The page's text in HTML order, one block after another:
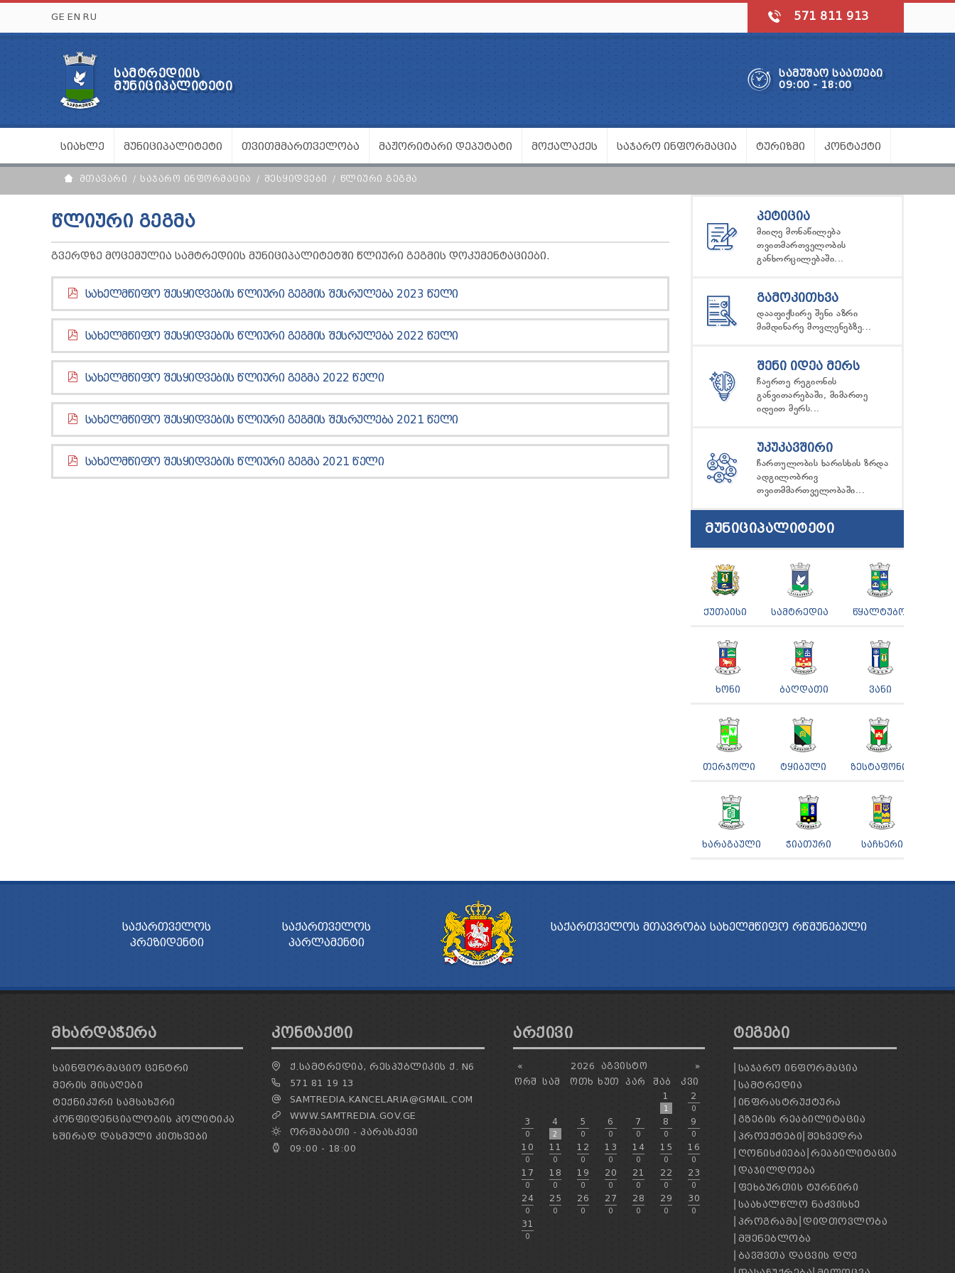
GE EN RU 571 811 913
ᲡᲐᲛᲢᲠᲔᲓᲘᲘᲡ
ᲛᲣᲜᲘᲪᲘᲞᲐᲚᲘᲢᲔᲢᲘ
ᲡᲐᲛᲣᲨᲐᲝ ᲡᲐᲐᲗᲔᲑᲘ
09:00 - 18:00
ᲡᲘᲐᲮᲚᲔ ᲛᲣᲜᲘᲪᲘᲞᲐᲚᲘᲢᲔᲢᲘ ᲗᲕᲘᲗᲛᲛᲐᲠᲗᲕᲔᲚᲝᲑᲐ ᲛᲐᲟᲝᲠᲘᲢᲐᲠᲘ ᲓᲔᲞᲣᲢᲐᲢᲘ ᲛᲝᲥᲐᲚᲐᲥᲔᲡ ᲡᲐᲯᲐᲠᲝ ᲘᲜᲤᲝᲠᲛᲐᲪᲘᲐ ᲢᲣᲠᲘᲖᲛᲘ ᲙᲝᲜᲢᲐᲥᲢᲘ
ᲛᲗᲐᲕᲐᲠᲘ ᲡᲐᲯᲐᲠᲝ ᲘᲜᲤᲝᲠᲛᲐᲪᲘᲐ ᲨᲔᲡᲧᲘᲓᲕᲔᲑᲘ ᲬᲚᲘᲣᲠᲘ ᲒᲔᲒᲛᲐ
ᲬᲚᲘᲣᲠᲘ ᲒᲔᲒᲛᲐ
ᲒᲕᲔᲠᲓᲖᲔ ᲛᲝᲪᲔᲛᲣᲚᲘᲐ ᲡᲐᲛᲢᲠᲔᲓᲘᲘᲡ ᲛᲣᲜᲘᲪᲘᲞᲐᲚᲘᲢᲔᲢᲨᲘ ᲬᲚᲘᲣᲠᲘ ᲒᲔᲒᲛᲘᲡ ᲓᲝᲙᲣᲛᲔᲜᲢᲐᲪᲘᲔᲑᲘ.
ᲡᲐᲮᲔᲚᲛᲬᲘᲤᲝ ᲨᲔᲡᲧᲘᲓᲕᲔᲑᲘᲡ ᲬᲚᲘᲣᲠᲘ ᲒᲔᲒᲛᲘᲡ ᲨᲔᲡᲠᲣᲚᲔᲑᲐ 2023 ᲬᲔᲚᲘ
ᲡᲐᲮᲔᲚᲛᲬᲘᲤᲝ ᲨᲔᲡᲧᲘᲓᲕᲔᲑᲘᲡ ᲬᲚᲘᲣᲠᲘ ᲒᲔᲒᲛᲘᲡ ᲨᲔᲡᲠᲣᲚᲔᲑᲐ 2022 ᲬᲔᲚᲘ
ᲡᲐᲮᲔᲚᲛᲬᲘᲤᲝ ᲨᲔᲡᲧᲘᲓᲕᲔᲑᲘᲡ ᲬᲚᲘᲣᲠᲘ ᲒᲔᲒᲛᲐ 2022 ᲬᲔᲚᲘ
ᲡᲐᲮᲔᲚᲛᲬᲘᲤᲝ ᲨᲔᲡᲧᲘᲓᲕᲔᲑᲘᲡ ᲬᲚᲘᲣᲠᲘ ᲒᲔᲒᲛᲘᲡ ᲨᲔᲡᲠᲣᲚᲔᲑᲐ 2021 ᲬᲔᲚᲘ
ᲡᲐᲮᲔᲚᲛᲬᲘᲤᲝ ᲨᲔᲡᲧᲘᲓᲕᲔᲑᲘᲡ ᲬᲚᲘᲣᲠᲘ ᲒᲔᲒᲛᲐ 2021 ᲬᲔᲚᲘ
ᲞᲔᲢᲘᲪᲘᲐ
მიიღე მონაწილება
თვითმართველობის
განხორცილებაში...
ᲒᲐᲛᲝᲙᲘᲗᲮᲕᲐ
დააფიქსირე შენი აზრი
მიმდინარე მოვლენებზე...
ᲨᲔᲜᲘ ᲘᲓᲔᲐ ᲛᲔᲠᲡ
ჩაერთე რეგიონის
განვითარებაში, მიმართე
იდეით მერს...
ᲣᲙᲣᲙᲐᲕᲨᲘᲠᲘ
ჩართულობის ხარისხის ზრდა
ადგილობრივ
თვითმმართველობაში...
ᲛᲣᲜᲘᲪᲘᲞᲐᲚᲘᲢᲔᲢᲘ
ᲥᲣᲗᲐᲘᲡᲘ ᲡᲐᲛᲢᲠᲔᲓᲘᲐ ᲬᲧᲐᲚᲢᲣᲑᲝ
ᲮᲝᲜᲘ ᲑᲐᲦᲓᲐᲗᲘ ᲕᲐᲜᲘ
ᲗᲔᲠᲯᲝᲚᲘ ᲢᲧᲘᲑᲣᲚᲘ ᲖᲔᲡᲢᲐᲤᲝᲜᲘ
ᲮᲐᲠᲐᲒᲐᲣᲚᲘ ᲭᲘᲐᲗᲣᲠᲘ ᲡᲐᲩᲮᲔᲠᲘ
ᲡᲐᲥᲐᲠᲗᲕᲔᲚᲝᲡ
ᲞᲠᲔᲖᲘᲓᲔᲜᲢᲘ
ᲡᲐᲥᲐᲠᲗᲕᲔᲚᲝᲡ
ᲞᲐᲠᲚᲐᲛᲔᲜᲢᲘ
ᲡᲐᲥᲐᲠᲗᲕᲔᲚᲝᲡ ᲛᲗᲐᲕᲠᲝᲑᲐ ᲡᲐᲮᲔᲚᲛᲬᲘᲤᲝ ᲠᲬᲛᲣᲜᲔᲑᲣᲚᲘ
ᲛᲮᲐᲠᲓᲐᲭᲔᲠᲐ
ᲡᲐᲘᲜᲤᲝᲠᲛᲐᲪᲘᲝ ᲪᲔᲜᲢᲠᲘ
ᲛᲔᲠᲘᲡ ᲛᲘᲡᲐᲦᲔᲑᲘ
ᲢᲔᲥᲜᲘᲙᲣᲠᲘ ᲡᲐᲛᲡᲐᲮᲣᲠᲘ
ᲙᲝᲜᲤᲘᲓᲔᲜᲪᲘᲐᲚᲝᲑᲘᲡ ᲞᲝᲚᲘᲢᲘᲙᲐ
ᲮᲨᲘᲠᲐᲓ ᲓᲐᲡᲛᲣᲚᲘ ᲙᲘᲗᲮᲕᲔᲑᲘ
ᲙᲝᲜᲢᲐᲥᲢᲘ
Ქ.ᲡᲐᲛᲢᲠᲔᲓᲘᲐ, ᲠᲔᲡᲞᲣᲑᲚᲘᲙᲘᲡ Ქ. N6
571 81 19 13
SAMTREDIA.KANCELARIA@GMAIL.COM
WWW.SAMTREDIA.GOV.GE
ᲝᲠᲨᲐᲑᲐᲗᲘ - ᲞᲐᲠᲐᲡᲙᲔᲕᲘ
09:00 - 18:00
ᲐᲠᲥᲘᲕᲘ
« »
2026
ᲐᲒᲕᲘᲡᲢᲝ
ᲝᲠᲨ
ᲡᲐᲛ ᲝᲗᲮ ᲮᲣᲗ ᲞᲐᲠ ᲨᲐᲑ
ᲙᲕᲘ
1
1
2
0
3
0
4
2
5
0
6
0
7
0
8
0
9
0
10
0
11
0
12
0
13
0
14
0
15
0
16
0
17
0
18
0
19
0
20
0
21
0
22
0
23
0
24
0
25
0
26
0
27
0
28
0
29
0
30
0
31
0
ᲢᲔᲒᲔᲑᲘ
ᲡᲐᲯᲐᲠᲝ ᲘᲜᲤᲝᲠᲛᲐᲪᲘᲐ
ᲡᲐᲛᲢᲠᲔᲓᲘᲐ
ᲘᲜᲤᲠᲐᲡᲢᲠᲣᲥᲢᲣᲠᲐ
ᲒᲖᲔᲑᲘᲡ ᲠᲔᲐᲑᲘᲚᲘᲢᲐᲪᲘᲐ
ᲞᲠᲝᲔᲥᲢᲔᲑᲘ ᲨᲔᲮᲕᲔᲓᲠᲐ
ᲦᲝᲜᲘᲡᲫᲘᲔᲑᲐ ᲠᲔᲐᲑᲘᲚᲘᲢᲐᲪᲘᲐ
ᲓᲐᲯᲘᲚᲓᲝᲔᲑᲐ
ᲤᲔᲮᲑᲣᲠᲗᲘᲡ ᲢᲣᲠᲜᲘᲠᲘ
ᲡᲐᲐᲮᲐᲚᲬᲚᲝ ᲜᲐᲫᲕᲘᲡᲮᲔ
ᲞᲠᲝᲒᲠᲐᲛᲐ ᲓᲘᲓᲗᲝᲕᲚᲝᲑᲐ
ᲛᲨᲔᲜᲔᲑᲚᲝᲑᲐ
ᲑᲐᲕᲨᲕᲗᲐ ᲓᲐᲪᲕᲘᲡ ᲓᲦᲔ